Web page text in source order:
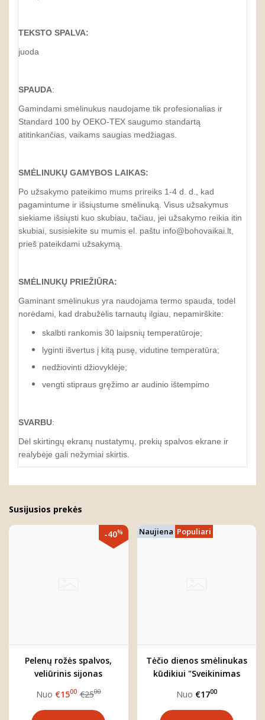
TEKSTO SPALVA:
juoda
SPAUDA:
Gamindami smėlinukus naudojame tik profesionalias ir
Standard 100 by OEKO-TEX saugumo standartą
atitinkančias, vaikams saugias medžiagas.
SMĖLINUKŲ GAMYBOS LAIKAS:
Po užsakymo pateikimo mums prireiks 1-4 d. d., kad
pagamintume ir išsiųstume smėlinuką. Visus užsakymus
siekiame išsiųsti kuo skubiau, tačiau, jei užsakymo reikia itin
skubiai, susisiekite su mumis el. paštu info@bohovaikai.lt,
prieš pateikdami užsakymą.
SMĖLINUKŲ PRIEŽIŪRA:
Gaminant smėlinukus yra naudojama termo spauda, todėl
norėdami, kad drabužėlis tarnautų ilgiau, nepamirškite:
skalbti rankomis 30 laipsnių temperatūroje;
lyginti išvertus į kitą pusę, vidutine temperatūra;
nedžiovinti džiovyklėje;
vengti stipraus gręžimo ar audinio ištempimo
SVARBU:
Dėl skirtingų ekranų nustatymų, prekių spalvos ekrane ir
realybėje gali nežymiai skirtis.
Susijusios prekės
-40%
Pelenų rožės spalvos,
veliūrinis sijonas
Nuo €1500 €2500
Naujiena Populiari
Tėčio dienos smėlinukas
kūdikiui "Sveikinimas
Nuo €1700